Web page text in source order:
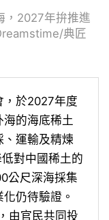
，2027年拚推進
典匠
，於2027年度
的海底稀土
、運輸及精煉
對中國稀土的
公尺深海採集
仍待驗證。
由官民共同投